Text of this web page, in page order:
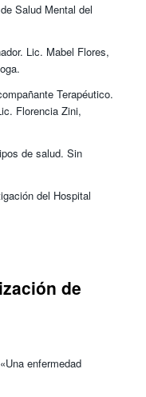
Salud Mental del
Lic. Mabel Flores,
Terapéutico.
Florencia Zini,
de salud. Sin
del Hospital
de
enfermedad